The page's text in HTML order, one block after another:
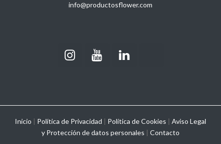
info@productosflower.com
Inicio | Política de Privacidad | Política de Cookies | Aviso Legal
y Protección de datos personales | Contacto